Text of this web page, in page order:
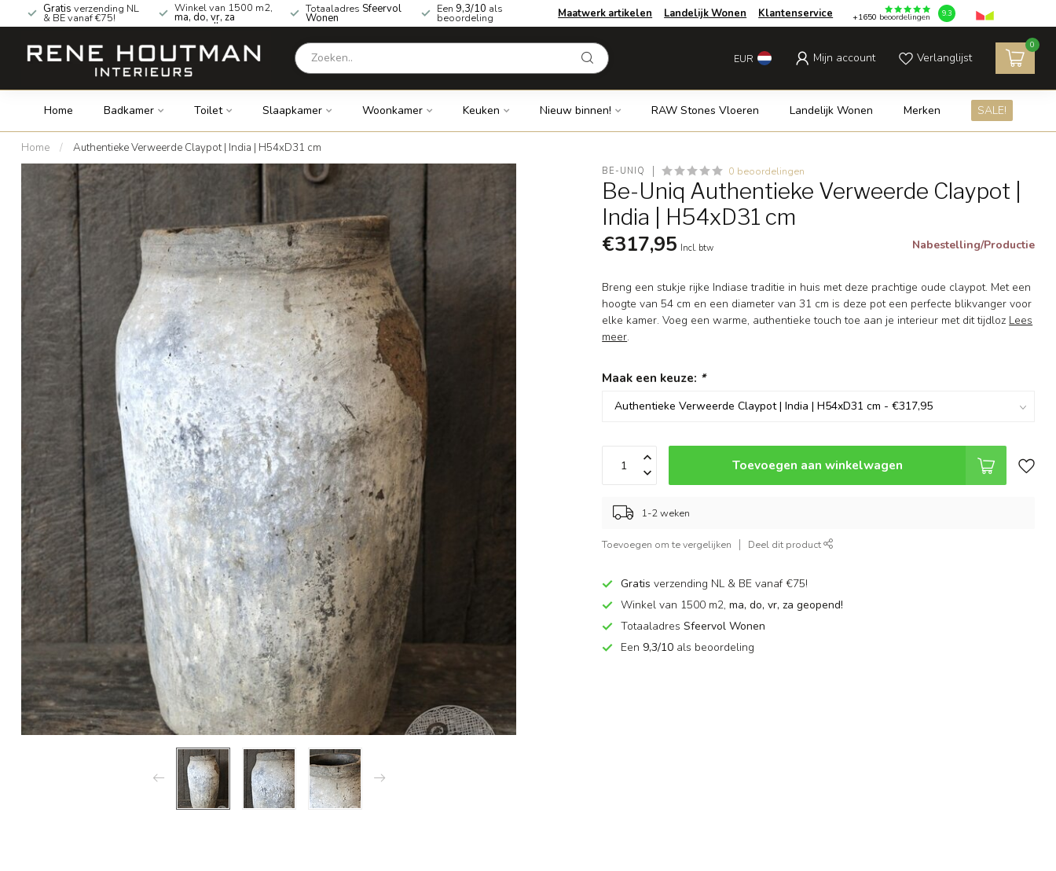
Gratis verzending NL
& BE vanaf €75!
Winkel van 1500 m2,
ma, do, vr, za
geopend!
Totaaladres Sfeervol
Wonen
Een 9,3/10 als
beoordeling Maatwerk artikelen Landelijk Wonen Klantenservice +1650 beoordelingen 9.3
EUR Mijn account Verlanglijst
0
Home Badkamer Toilet Slaapkamer Woonkamer Keuken Nieuw binnen! RAW Stones Vloeren Landelijk Wonen Merken SALE!
Home / Authentieke Verweerde Claypot | India | H54xD31 cm
BE-UNIQ 0 beoordelingen
Be-Uniq Authentieke Verweerde Claypot |
India | H54xD31 cm
€317,95 Incl. btw Nabestelling/Productie
Breng een stukje rijke Indiase traditie in huis met deze prachtige oude claypot. Met een
hoogte van 54 cm en een diameter van 31 cm is deze pot een perfecte blikvanger voor
elke kamer. Voeg een warme, authentieke touch toe aan je interieur met dit tijdloz Lees
meer.
Maak een keuze: *
Toevoegen aan winkelwagen
1-2 weken
Toevoegen om te vergelijken Deel dit product
Gratisverzending NL & BE vanaf €75!
Winkel van 1500 m2,ma, do, vr, za geopend!
TotaaladresSfeervol Wonen
Een 9,3/10 als beoordeling